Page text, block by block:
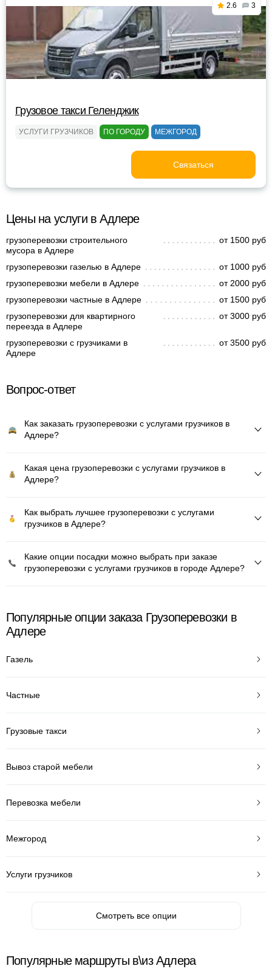
2.6 3
Грузовое такси Геленджик
УСЛУГИ ГРУЗЧИКОВ ПО ГОРОДУ МЕЖГОРОД
Связаться
Цены на услуги в Адлере
грузоперевозки строительного
мусора в Адлере
от 1500 руб
грузоперевозки газелью в Адлере
от 1000 руб
грузоперевозки мебели в Адлере
от 2000 руб
грузоперевозки частные в Адлере
от 1500 руб
грузоперевозки для квартирного
переезда в Адлере
от 3000 руб
грузоперевозки с грузчиками в
Адлере
от 3500 руб
Вопрос-ответ
Как заказать грузоперевозки с услугами грузчиков в
Адлере?
Какая цена грузоперевозки с услугами грузчиков в
Адлере?
Как выбрать лучшее грузоперевозки с услугами
грузчиков в Адлере?
Какие опции посадки можно выбрать при заказе
грузоперевозки с услугами грузчиков в городе Адлере?
Популярные опции заказа Грузоперевозки в
Адлере
Газель
Частные
Грузовые такси
Вывоз старой мебели
Перевозка мебели
Межгород
Услуги грузчиков
Смотреть все опции
Популярные маршруты в\из Адлера